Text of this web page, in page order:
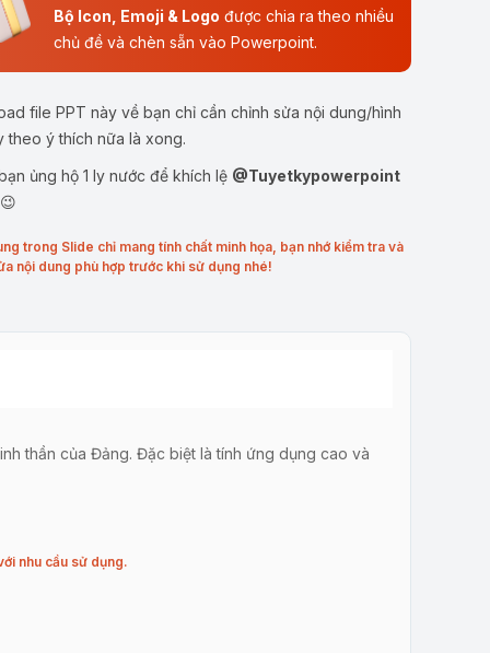
Bộ Icon, Emoji & Logo được chia ra theo nhiều
chủ đề và chèn sẵn vào Powerpoint.
file PPT này về bạn chỉ cần chỉnh sửa nội dung/hình
theo ý thích nữa là xong.
ủng hộ 1 ly nước để khích lệ @Tuyetkypowerpoint
trong Slide chỉ mang tính chất minh họa, bạn nhớ kiểm tra và
nội dung phù hợp trước khi sử dụng nhé!
thần của Đảng. Đặc biệt là tính ứng dụng cao và
nhu cầu sử dụng.